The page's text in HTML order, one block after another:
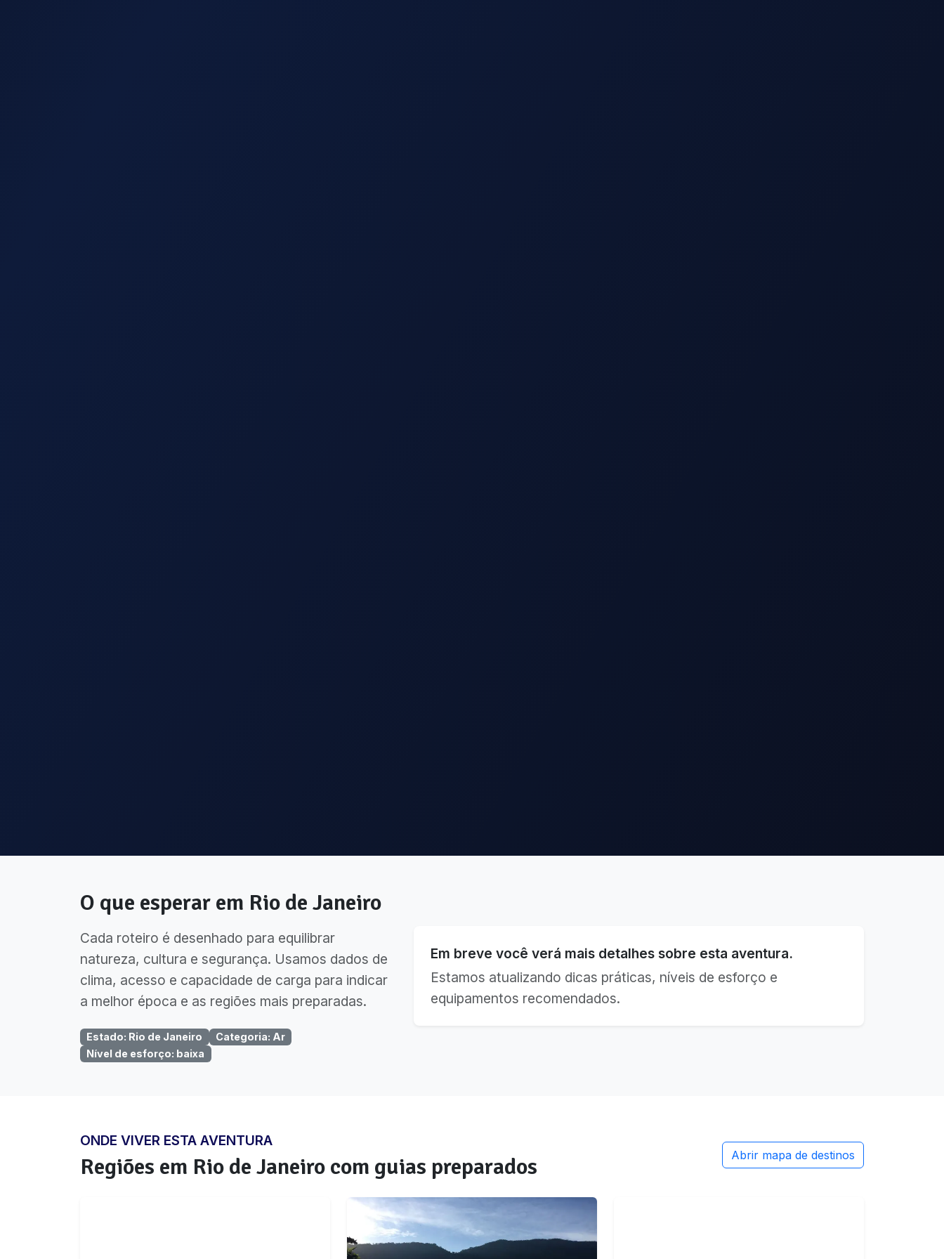
O que esperar em Rio de Janeiro
Cada roteiro é desenhado para equilibrar
natureza, cultura e segurança. Usamos dados de
clima, acesso e capacidade de carga para indicar
a melhor época e as regiões mais preparadas.
Estado: Rio de Janeiro Categoria: Ar
Nível de esforço: baixa
Em breve você verá mais detalhes sobre esta aventura.
Estamos atualizando dicas práticas, níveis de esforço e
equipamentos recomendados.
ONDE VIVER ESTA AVENTURA
Regiões em Rio de Janeiro com guias preparados Abrir mapa de destinos